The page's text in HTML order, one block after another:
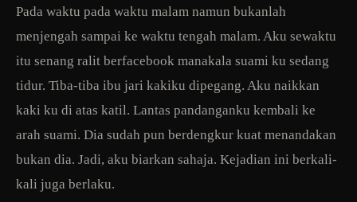
Pada waktu pada waktu malam namun bukanlah
menjengah sampai ke waktu tengah malam. Aku sewaktu
itu senang ralit berfacebook manakala suami ku sedang
tidur. Tiba-tiba ibu jari kakiku dipegang. Aku naikkan
kaki ku di atas katil. Lantas pandanganku kembali ke
arah suami. Dia sudah pun berdengkur kuat menandakan
bukan dia. Jadi, aku biarkan sahaja. Kejadian ini berkali-
kali juga berlaku.